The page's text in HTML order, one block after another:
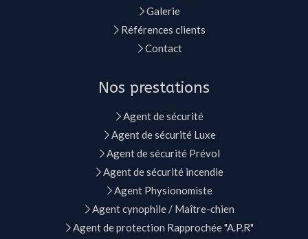
Galerie
Références clients
Contact
Nos prestations
Agent de sécurité
Agent de sécurité Luxe
Agent de sécurité Prévol
Agent de sécurité incendie
Agent Physionomiste
Agent cynophile / Maître-chien
Agent de protection Rapprochée "A.P.R"